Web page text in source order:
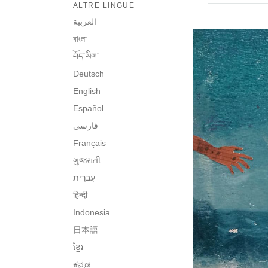
ALTRE LINGUE
العربية
বাংলা
བོད་ཡིག་
Deutsch
English
Español
فارسی
Français
ગુજરાતી
हिन्दी
Indonesia
日本語
ខ្មែរ
ಕನ್ನಡ